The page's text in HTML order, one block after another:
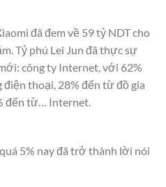
đã đem về 59 tỷ NDT cho
Tỷ phú Lei Jun đã thực sự
công ty Internet, với 62%
thoại, 28% đến từ đồ gia
đến từ… Internet.
5% nay đã trở thành lời nói